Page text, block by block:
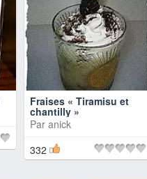
Fraises « Tiramisu et
chantilly »
Par anick
332